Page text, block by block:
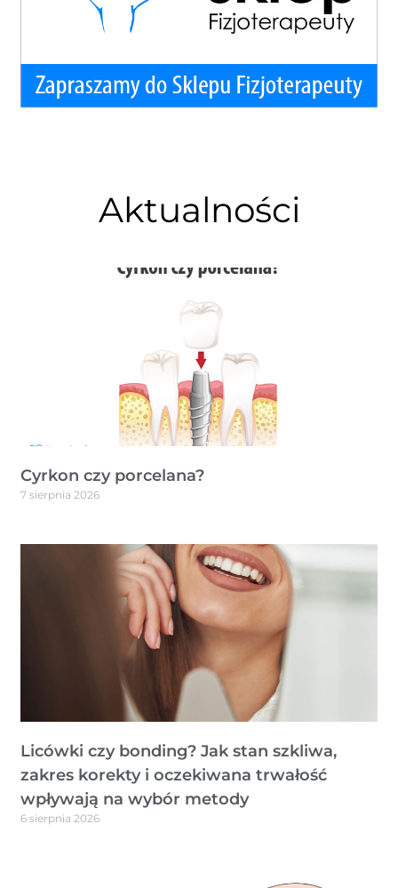
Aktualności
Cyrkon czy porcelana?
7 sierpnia 2026
Licówki czy bonding? Jak stan szkliwa,
zakres korekty i oczekiwana trwałość
wpływają na wybór metody
6 sierpnia 2026